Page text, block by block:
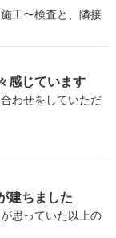
工〜検査と、隣接
感じています
わせをしていただ
建ちました
思っていた以上の